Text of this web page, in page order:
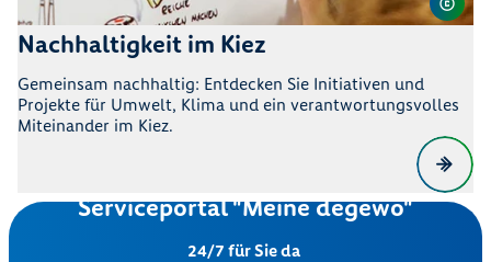
Nachhaltigkeit im Kiez
Gemeinsam nachhaltig: Entdecken Sie Initiativen und
Projekte für Umwelt, Klima und ein verantwortungsvolles
Miteinander im Kiez.
Serviceportal "Meine degewo"
24/7 für Sie da